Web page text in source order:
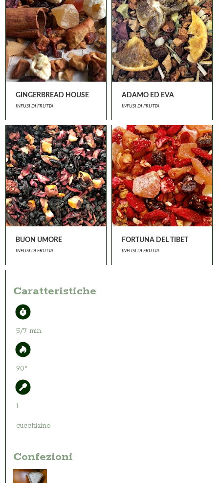
GINGERBREAD HOUSE
INFUSI DI FRUTTA
ADAMO ED EVA
INFUSI DI FRUTTA
BUON UMORE
INFUSI DI FRUTTA
FORTUNA DEL TIBET
INFUSI DI FRUTTA
Caratteristiche
5/7 min.
90°
1
cucchiaino
Confezioni